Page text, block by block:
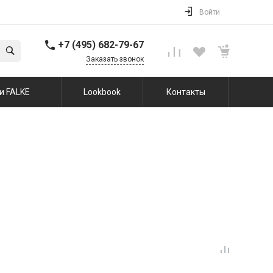
Войти
+7 (495) 682-79-67
Заказать звонок
FALKE Lookbook Контакты